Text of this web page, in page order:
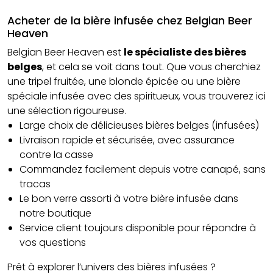
Acheter de la bière infusée chez Belgian Beer
Heaven
Belgian Beer Heaven est le spécialiste des bières
belges, et cela se voit dans tout. Que vous cherchiez
une tripel fruitée, une blonde épicée ou une bière
spéciale infusée avec des spiritueux, vous trouverez ici
une sélection rigoureuse.
Large choix de délicieuses bières belges (infusées)
Livraison rapide et sécurisée, avec assurance
contre la casse
Commandez facilement depuis votre canapé, sans
tracas
Le bon verre assorti à votre bière infusée dans
notre boutique
Service client toujours disponible pour répondre à
vos questions
Prêt à explorer l’univers des bières infusées ?